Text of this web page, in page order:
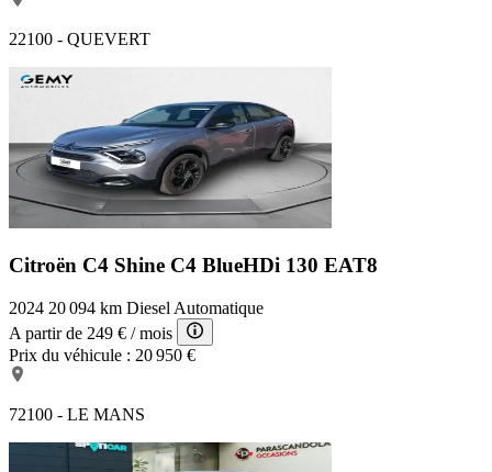
22100 - QUEVERT
Citroën C4 Shine C4 BlueHDi 130 EAT8
2024 20 094 km Diesel Automatique
A partir de 249 € / mois
Prix du véhicule : 20 950 €
72100 - LE MANS